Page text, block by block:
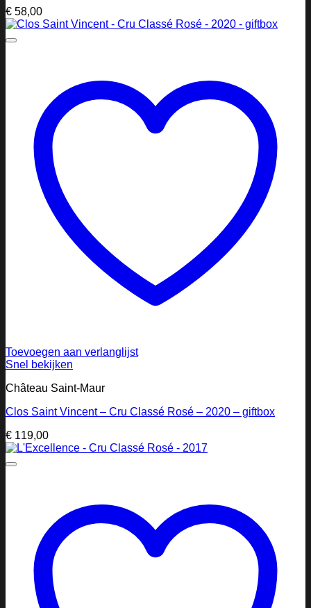
€ 58,00
Toevoegen aan verlanglijst
Snel bekijken
Château Saint-Maur
Clos Saint Vincent – Cru Classé Rosé – 2020 – giftbox
€ 119,00